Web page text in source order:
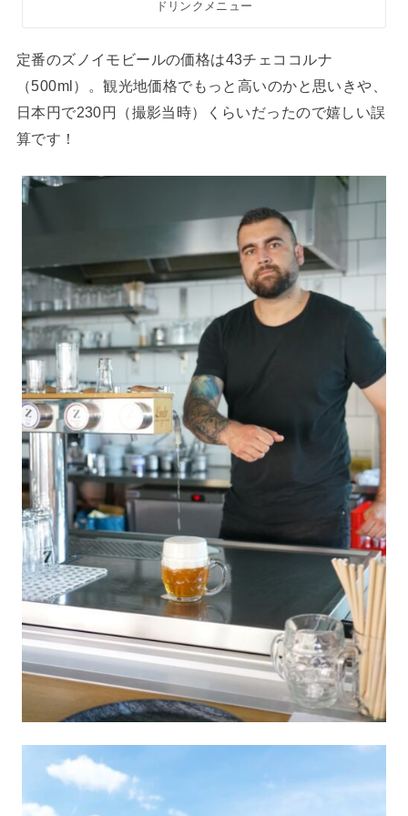
ドリンクメニュー
定番のズノイモビールの価格は43チェココルナ
（500ml）。観光地価格でもっと高いのかと思いきや、
日本円で230円（撮影当時）くらいだったので嬉しい誤
算です！